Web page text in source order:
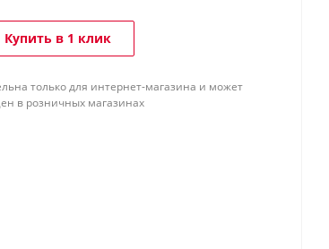
Купить в 1 клик
только для интернет-магазина и может
в розничных магазинах